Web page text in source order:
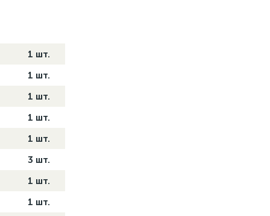
1 шт.
1 шт.
1 шт.
1 шт.
1 шт.
3 шт.
1 шт.
1 шт.